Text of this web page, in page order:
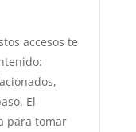
accesos te
El
para tomar